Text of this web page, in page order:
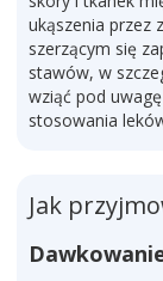
ukąszenia przez
szerzącym się
stawów, w
wziąć pod
stosowania
Jak